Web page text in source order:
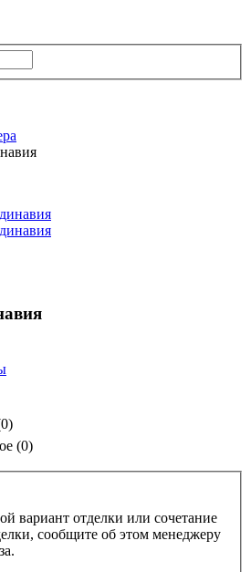
0)
(0)
вариант отделки или сочетание
сообщите об этом менеджеру